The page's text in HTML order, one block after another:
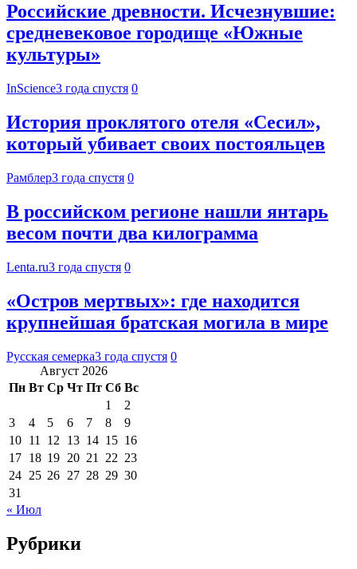
Российские древности. Исчезнувшие:
средневековое городище «Южные
культуры»
InScience3 года спустя 0
История проклятого отеля «Сесил»,
который убивает своих постояльцев
Рамблер3 года спустя 0
В российском регионе нашли янтарь
весом почти два килограмма
Lenta.ru3 года спустя 0
«Остров мертвых»: где находится
крупнейшая братская могила в мире
Русская семерка3 года спустя 0
Август 2026
Пн Вт Ср Чт Пт Сб Вс
1
2
3
4 5 6 7 8
9
10 11 12 13 14 15 16
17 18 19 20 21 22 23
24 25 26 27 28 29 30
31
« Июл
Рубрики